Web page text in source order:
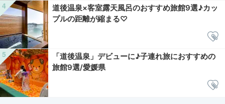
道後温泉×客室露天風呂のおすすめ旅館9選♪カッ
プルの距離が縮まる♡
「道後温泉」デビューに♪子連れ旅におすすめの
旅館9選/愛媛県